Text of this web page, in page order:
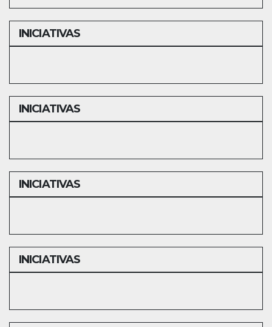
INICIATIVAS
INICIATIVAS
INICIATIVAS
INICIATIVAS